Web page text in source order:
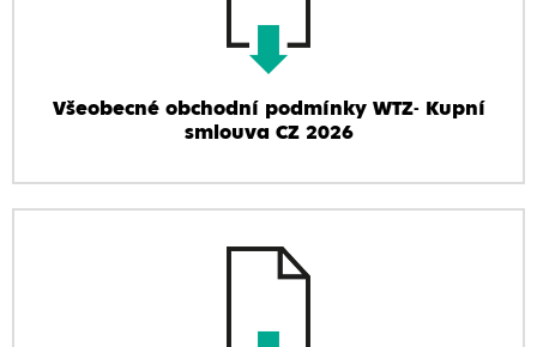
Všeobecné obchodní podmínky WTZ- Kupní
smlouva CZ 2026